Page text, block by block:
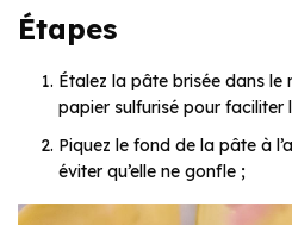
Étapes
Étalez la pâte brisée dans
papier sulfurisé pour faciliter
Piquez le fond de la pâte à
éviter qu’elle ne gonfle ;